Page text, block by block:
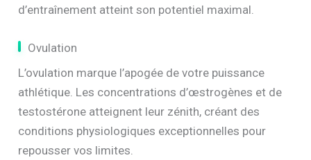
d’entraînement atteint son potentiel maximal.
Ovulation
L’ovulation marque l’apogée de votre puissance
athlétique. Les concentrations d’œstrogènes et de
testostérone atteignent leur zénith, créant des
conditions physiologiques exceptionnelles pour
repousser vos limites.